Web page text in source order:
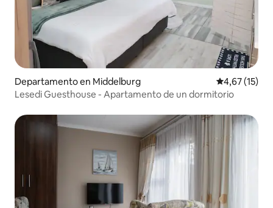
Departamento en Middelburg Calificación
4,67 (15)
Lesedi Guesthouse - Apartamento de un dormitorio